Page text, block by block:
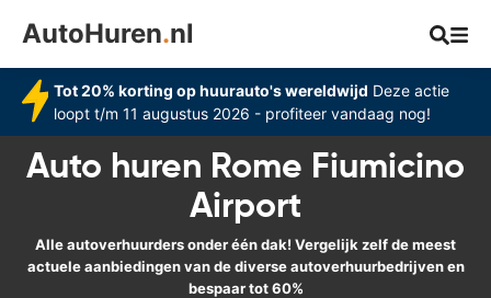
AutoHuren.nl
Tot 20% korting op huurauto's wereldwijd Deze actie
loopt t/m 11 augustus 2026 - profiteer vandaag nog!
Auto huren Rome Fiumicino
Airport
Alle autoverhuurders onder één dak! Vergelijk zelf de meest
actuele aanbiedingen van de diverse autoverhuurbedrijven en
bespaar tot 60%